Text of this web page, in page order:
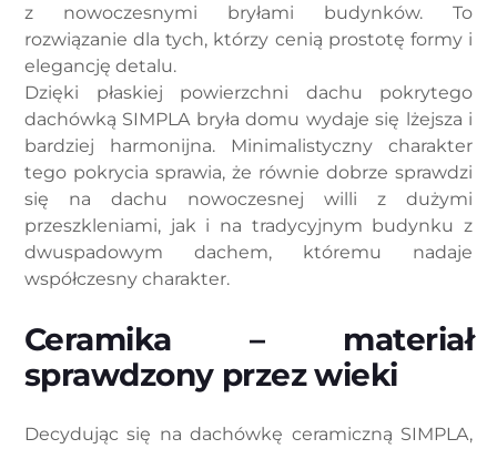
z nowoczesnymi bryłami budynków. To
rozwiązanie dla tych, którzy cenią prostotę formy i
elegancję detalu.
Dzięki płaskiej powierzchni dachu pokrytego
dachówką SIMPLA bryła domu wydaje się lżejsza i
bardziej harmonijna. Minimalistyczny charakter
tego pokrycia sprawia, że równie dobrze sprawdzi
się na dachu nowoczesnej willi z dużymi
przeszkleniami, jak i na tradycyjnym budynku z
dwuspadowym dachem, któremu nadaje
współczesny charakter.
Ceramika – materiał
sprawdzony przez wieki
Decydując się na dachówkę ceramiczną SIMPLA,